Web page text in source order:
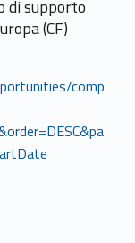
di supporto
(CF)
comp